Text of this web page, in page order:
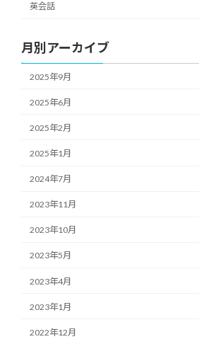
英会話
月別アーカイブ
2025年9月
2025年6月
2025年2月
2025年1月
2024年7月
2023年11月
2023年10月
2023年5月
2023年4月
2023年1月
2022年12月